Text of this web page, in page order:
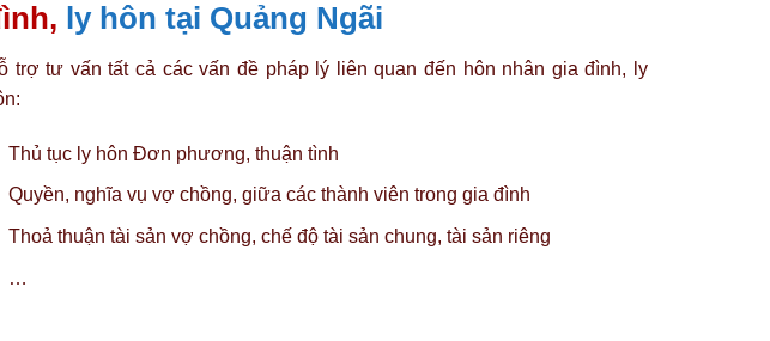
ly hôn tại Quảng Ngãi
trợ tư vấn tất cả các vấn đề pháp lý liên quan đến hôn nhân gia đình, ly
Thủ tục ly hôn Đơn phương, thuận tình
Quyền, nghĩa vụ vợ chồng, giữa các thành viên trong gia đình
Thoả thuận tài sản vợ chồng, chế độ tài sản chung, tài sản riêng
…